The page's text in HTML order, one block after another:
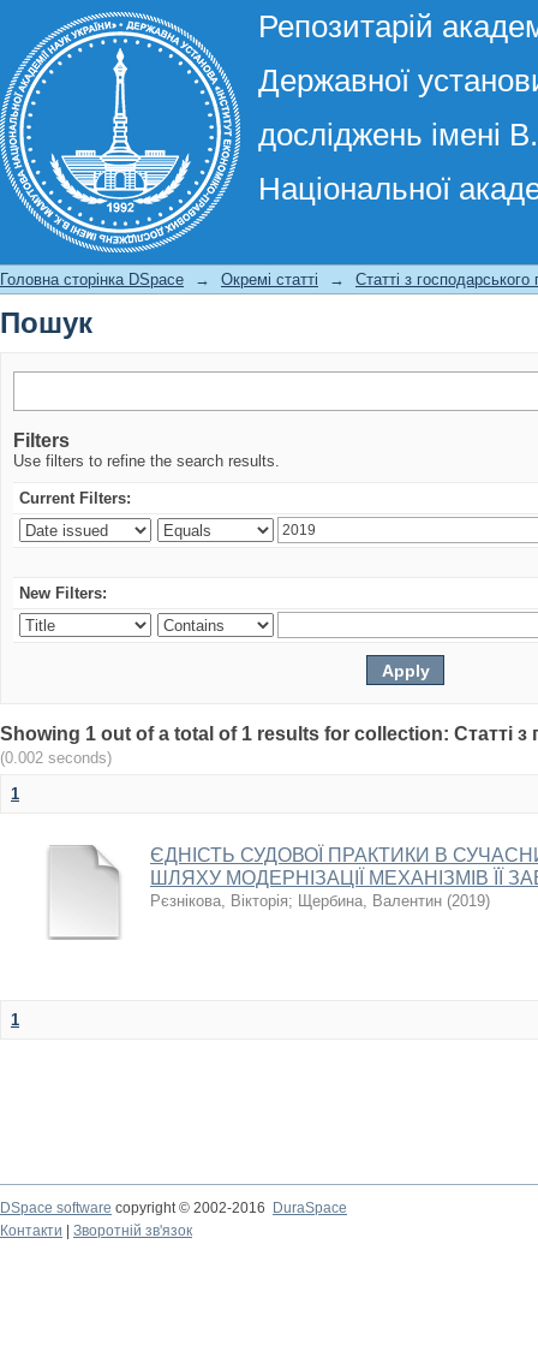
Репозитарій
Державної
досліджень імені
Національної
Пошук
Головна сторінка DSpace → Окремі статті → Статті з господарського
Пошук
Filters
Use filters to refine the search results.
Current Filters:
New Filters:
Showing 1 out of a total of 1 results for collection: Статті з
(0.002 seconds)
1
ЄДНІСТЬ СУДОВОЇ ПРАКТИКИ В
ШЛЯХУ МОДЕРНІЗАЦІЇ МЕХАНІЗМІВ ЇЇ
Рєзнікова, Вікторія; Щербина, Валентин (2019)
1
DSpace software copyright © 2002-2016
DuraSpace
Контакти
Зворотній зв'язок